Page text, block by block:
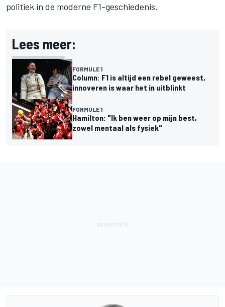
politiek in de moderne F1-geschiedenis.
Lees meer:
FORMULE 1
Column: F1 is altijd een rebel geweest,
innoveren is waar het in uitblinkt
FORMULE 1
Hamilton: "Ik ben weer op mijn best,
zowel mentaal als fysiek"